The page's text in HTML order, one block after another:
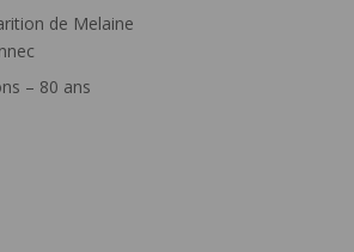
de Melaine
– 80 ans